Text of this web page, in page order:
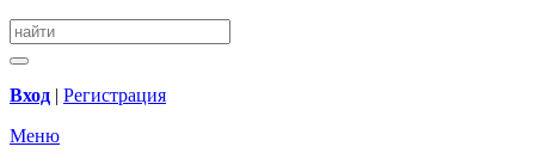
Вход | Регистрация
Меню